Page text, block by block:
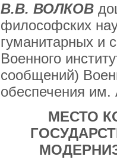
В.В. ВОЛКОВ
философских
гуманитарных и
Военного
сообщений)
обеспечения
МЕСТО